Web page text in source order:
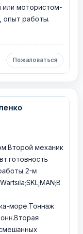
или мотористом-
опыт работы.
Пожаловаться
механик
2-м
море.Тоннаж